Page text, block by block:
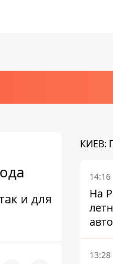
и для
КИЕВ:
14:16
На
13:28